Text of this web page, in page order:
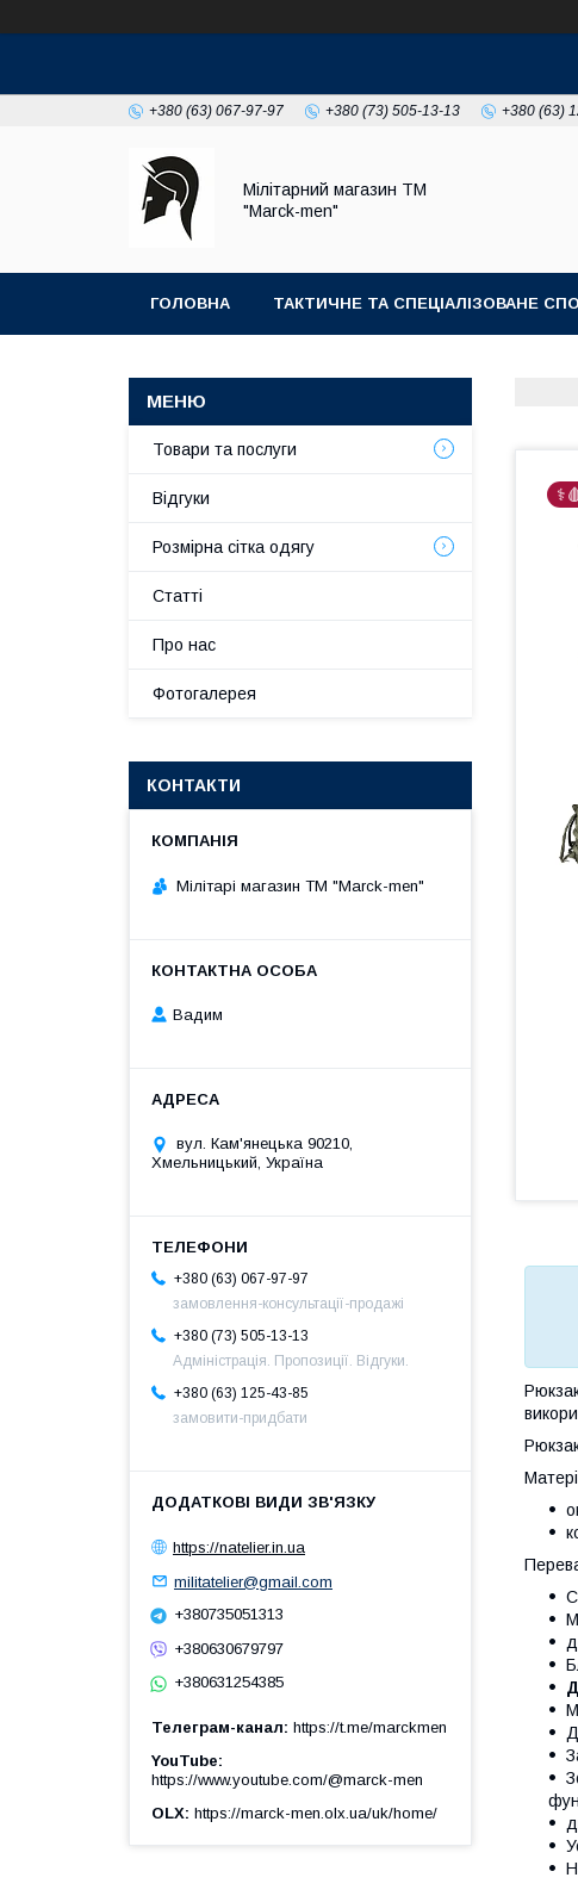
+380 (63) 067-97-97 +380 (73) 505-13-13 +380 (63)
Мілітарний магазин ТМ
"Marck-men"
ГОЛОВНА ТАКТИЧНЕ ТА СПЕЦІАЛІЗОВАНЕ
Товари та послуги
Відгуки
Розмірна сітка одягу
Статті
Про нас
Фотогалерея
КОНТАКТИ
Мілітарі магазин ТМ "Marck-men"
Вадим
вул. Кам'янецька 90210,
Хмельницький, Україна
+380 (63) 067-97-97
замовлення-консультації-продажі
+380 (73) 505-13-13
Адміністрація. Пропозиції. Відгуки.
+380 (63) 125-43-85
замовити-придбати
https://natelier.in.ua
militatelier@gmail.com
+380735051313
+380630679797
+380631254385
Телеграм-канал https://t.me/marckmen
YouTube
https://www.youtube.com/@marck-men
OLX https://marck-men.olx.ua/uk/home/